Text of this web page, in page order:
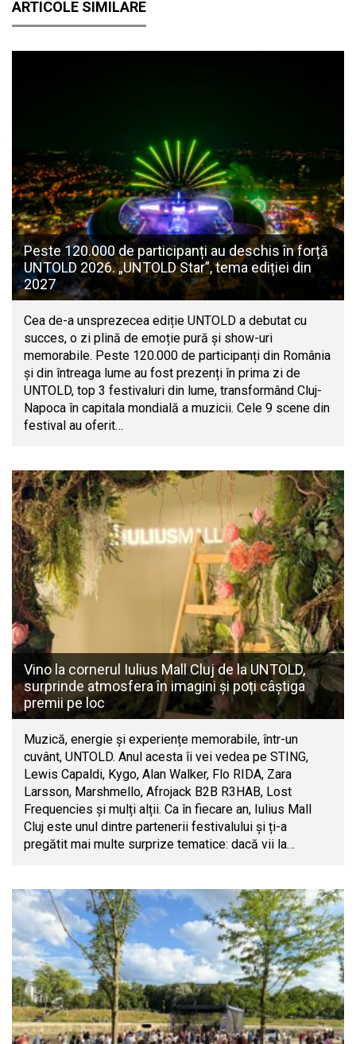
ARTICOLE SIMILARE
Peste 120.000 de participanți au deschis în forță
UNTOLD 2026. „UNTOLD Star”, tema ediției din
2027
Cea de-a unsprezecea ediție UNTOLD a debutat cu
succes, o zi plină de emoție pură și show-uri
memorabile. Peste 120.000 de participanți din România
și din întreaga lume au fost prezenți în prima zi de
UNTOLD, top 3 festivaluri din lume, transformând Cluj-
Napoca în capitala mondială a muzicii. Cele 9 scene din
festival au oferit…
Vino la cornerul Iulius Mall Cluj de la UNTOLD,
surprinde atmosfera în imagini și poți câștiga
premii pe loc
Muzică, energie și experiențe memorabile, într-un
cuvânt, UNTOLD. Anul acesta îi vei vedea pe STING,
Lewis Capaldi, Kygo, Alan Walker, Flo RIDA, Zara
Larsson, Marshmello, Afrojack B2B R3HAB, Lost
Frequencies și mulți alții. Ca în fiecare an, Iulius Mall
Cluj este unul dintre partenerii festivalului și ți-a
pregătit mai multe surprize tematice: dacă vii la…